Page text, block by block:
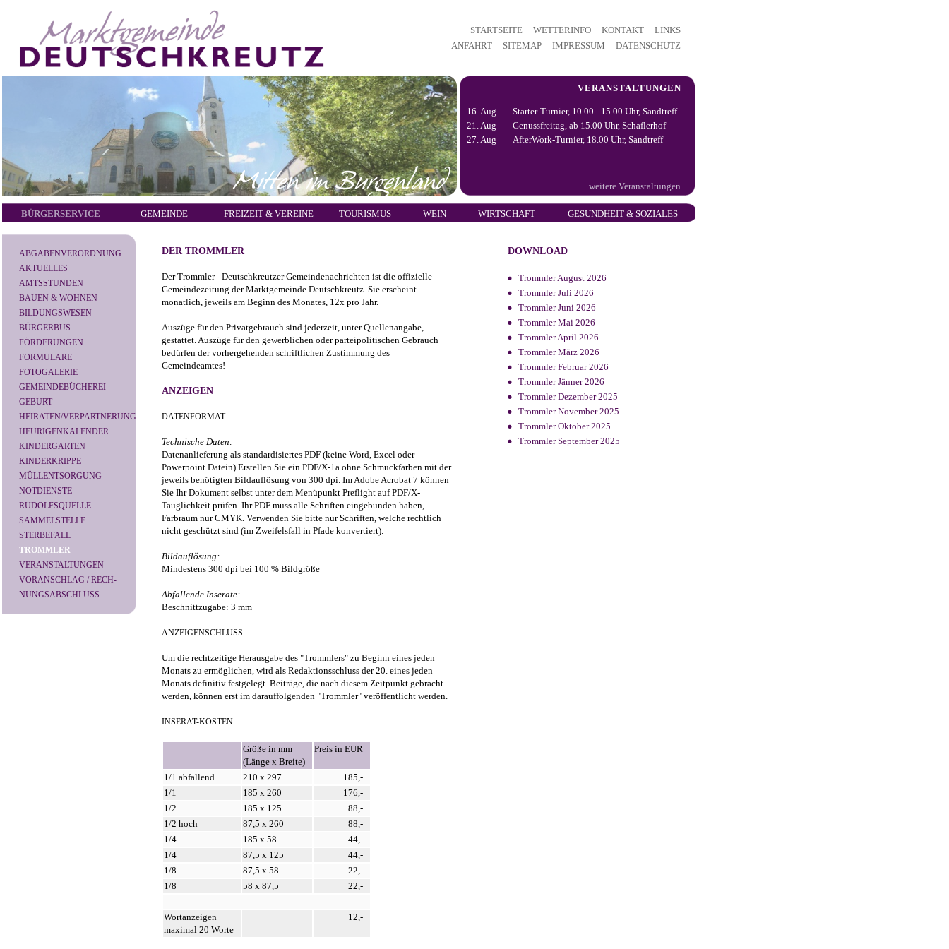
STARTSEITE WETTERINFO KONTAKT
LINKS
ANFAHRT
SITEMAP IMPRESSUM DATENSCHUTZ
VERANSTALTUNGEN
16. Aug
Starter-Turnier, 10.00 - 15.00 Uhr, Sandtreff
21. Aug
Genussfreitag, ab 15.00 Uhr, Schaflerhof
27. Aug
AfterWork-Turnier, 18.00 Uhr, Sandtreff
weitere Veranstaltungen
BÜRGERSERVICE GEMEINDE FREIZEIT & VEREINE TOURISMUS WEIN WIRTSCHAFT GESUNDHEIT & SOZIALES
ABGABENVERORDNUNG
AKTUELLES
AMTSSTUNDEN
BAUEN & WOHNEN
BILDUNGSWESEN
BÜRGERBUS
FÖRDERUNGEN
FORMULARE
FOTOGALERIE
GEMEINDEBÜCHEREI
GEBURT
HEIRATEN/VERPARTNERUNG
HEURIGENKALENDER
KINDERGARTEN
KINDERKRIPPE
MÜLLENTSORGUNG
NOTDIENSTE
RUDOLFSQUELLE
SAMMELSTELLE
STERBEFALL
TROMMLER
VERANSTALTUNGEN
VORANSCHLAG / RECH-
NUNGSABSCHLUSS
DOWNLOAD
Trommler August 2026
Trommler Juli 2026
Trommler Juni 2026
Trommler Mai 2026
Trommler April 2026
Trommler März 2026
Trommler Februar 2026
Trommler Jänner 2026
Trommler Dezember 2025
Trommler November 2025
Trommler Oktober 2025
Trommler September 2025
DER TROMMLER
Der Trommler - Deutschkreutzer Gemeindenachrichten ist die offizielle
Gemeindezeitung der Marktgemeinde Deutschkreutz. Sie erscheint
monatlich, jeweils am Beginn des Monates, 12x pro Jahr.
Auszüge für den Privatgebrauch sind jederzeit, unter Quellenangabe,
gestattet. Auszüge für den gewerblichen oder parteipolitischen Gebrauch
bedürfen der vorhergehenden schriftlichen Zustimmung des
Gemeindeamtes!
ANZEIGEN
DATENFORMAT
Technische Daten:
Datenanlieferung als standardisiertes PDF (keine Word, Excel oder
Powerpoint Datein) Erstellen Sie ein PDF/X-1a ohne Schmuckfarben mit der
jeweils benötigten Bildauflösung von 300 dpi. Im Adobe Acrobat 7 können
Sie Ihr Dokument selbst unter dem Menüpunkt Preflight auf PDF/X-
Tauglichkeit prüfen. Ihr PDF muss alle Schriften eingebunden haben,
Farbraum nur CMYK. Verwenden Sie bitte nur Schriften, welche rechtlich
nicht geschützt sind (im Zweifelsfall in Pfade konvertiert).
Bildauflösung:
Mindestens 300 dpi bei 100 % Bildgröße
Abfallende Inserate:
Beschnittzugabe: 3 mm
ANZEIGENSCHLUSS
Um die rechtzeitige Herausgabe des "Trommlers" zu Beginn eines jeden
Monats zu ermöglichen, wird als Redaktionsschluss der 20. eines jeden
Monats definitiv festgelegt. Beiträge, die nach diesem Zeitpunkt gebracht
werden, können erst im darauffolgenden "Trommler" veröffentlicht werden.
INSERAT-KOSTEN
Größe in mm
(Länge x Breite)
Preis in EUR
1/1 abfallend 210 x 297
185,-
1/1
185 x 260
176,-
1/2
185 x 125
88,-
1/2 hoch
87,5 x 260
88,-
1/4
185 x 58
44,-
1/4
87,5 x 125
44,-
1/8
87,5 x 58
22,-
1/8
58 x 87,5 22,-
Wortanzeigen
maximal 20 Worte
12,-